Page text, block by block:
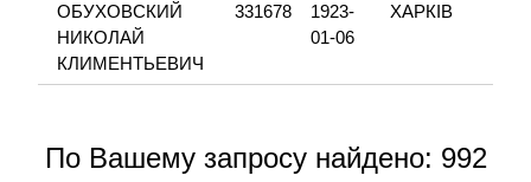
ОБУХОВСКИЙ
НИКОЛАЙ
КЛИМЕНТЬЕВИЧ
331678
1923-
01-06
ХАРКІВ
По Вашему запросу найдено: 992